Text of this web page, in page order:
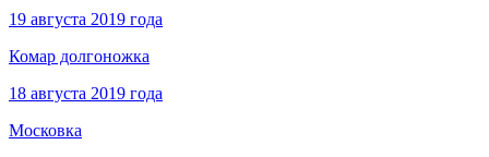
19 августа 2019 года
Комар долгоножка
18 августа 2019 года
Московка